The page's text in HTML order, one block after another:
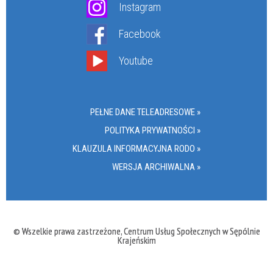
Instagram
Facebook
Youtube
PEŁNE DANE TELEADRESOWE »
POLITYKA PRYWATNOŚCI »
KLAUZULA INFORMACYJNA RODO »
WERSJA ARCHIWALNA »
© Wszelkie prawa zastrzeżone, Centrum Usług Społecznych w Sępólnie
Krajeńskim